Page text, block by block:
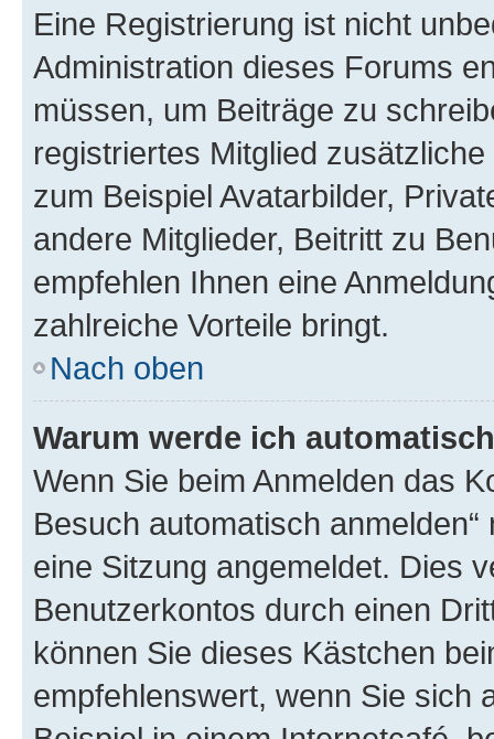
Eine Registrierung ist nicht
Administration dieses Forums
müssen, um Beiträge zu
registriertes Mitglied
zum Beispiel Avatarbilder,
andere Mitglieder, Beitritt zu
empfehlen Ihnen eine
zahlreiche Vorteile bringt.
Nach oben
Warum werde ich
Wenn Sie beim Anmelden das
Besuch automatisch
eine Sitzung angemeldet. Dies
Benutzerkontos durch einen
können Sie dieses Kästchen
empfehlenswert, wenn Sie sich